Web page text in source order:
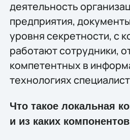
деятельность
предприятия,
уровня секретности, с
работают сотрудники,
компетентных в
технологиях
Что такое локальная
и из каких